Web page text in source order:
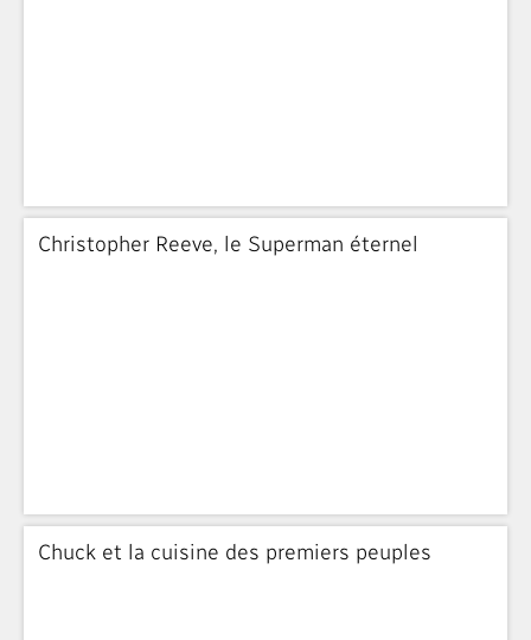
Christopher Reeve, le Superman éternel
Chuck et la cuisine des premiers peuples